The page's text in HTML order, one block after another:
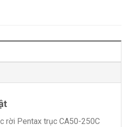
rời Pentax trục CA50-250C